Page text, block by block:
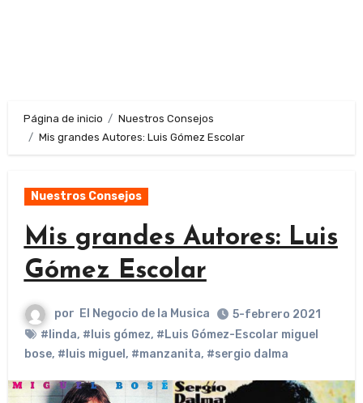
Página de inicio
Nuestros Consejos
Mis grandes Autores: Luis Gómez Escolar
Nuestros Consejos
Mis grandes Autores: Luis
Gómez Escolar
por El Negocio de la Musica
5-febrero 2021
#linda, #luis gómez, #Luis Gómez-Escolar miguel
bose, #luis miguel , #manzanita, #sergio dalma